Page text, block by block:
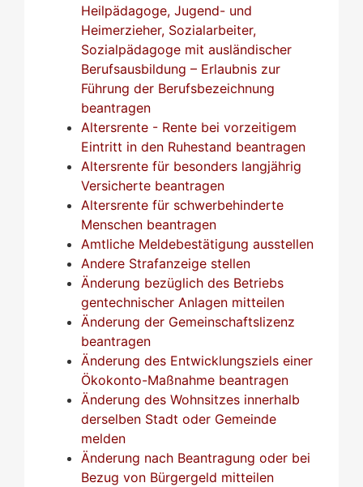
Heilpädagoge, Jugend- und
Heimerzieher, Sozialarbeiter,
Sozialpädagoge mit ausländischer
Berufsausbildung – Erlaubnis zur
Führung der Berufsbezeichnung
beantragen
Altersrente - Rente bei vorzeitigem
Eintritt in den Ruhestand beantragen
Altersrente für besonders langjährig
Versicherte beantragen
Altersrente für schwerbehinderte
Menschen beantragen
Amtliche Meldebestätigung ausstellen
Andere Strafanzeige stellen
Änderung bezüglich des Betriebs
gentechnischer Anlagen mitteilen
Änderung der Gemeinschaftslizenz
beantragen
Änderung des Entwicklungsziels einer
Ökokonto-Maßnahme beantragen
Änderung des Wohnsitzes innerhalb
derselben Stadt oder Gemeinde
melden
Änderung nach Beantragung oder bei
Bezug von Bürgergeld mitteilen